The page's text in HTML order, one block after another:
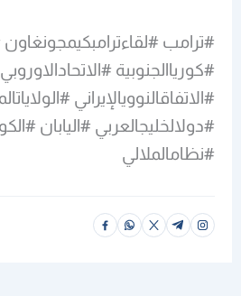
#ترامب #لقاءترامبكيمجونغاون
#كورياالجنوبية #الاتحادالاوروبي
#الاتفاقالنوويالإيراني
#دولالخليجالعربي #اليابان
#نظامالملالي